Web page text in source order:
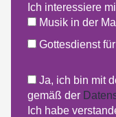
Ich interessiere
Musik in der
Gottesdienst
Ja, ich bin mit
gemäß der
Ich habe